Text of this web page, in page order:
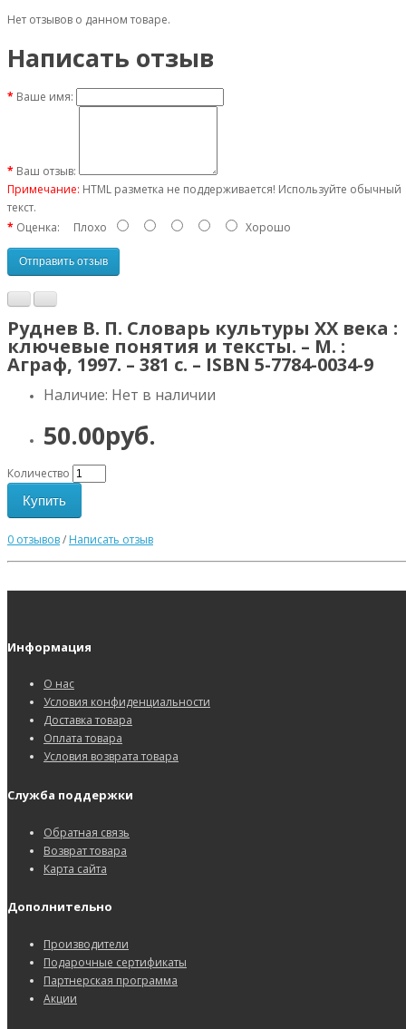
Нет отзывов о данном товаре.
Написать отзыв
Ваше имя:
Ваш отзыв:
Примечание: HTML разметка не поддерживается! Используйте обычный
текст.
Оценка: Плохо Хорошо
Отправить отзыв
Руднев В. П. Словарь культуры XX века :
ключевые понятия и тексты. – М. :
Аграф, 1997. – 381 с. – ISBN 5-7784-0034-9
Наличие: Нет в наличии
50.00руб.
Количество
Купить
0 отзывов/ Написать отзыв
Информация
О нас
Условия конфиденциальности
Доставка товара
Оплата товара
Условия возврата товара
Служба поддержки
Обратная связь
Возврат товара
Карта сайта
Дополнительно
Производители
Подарочные сертификаты
Партнерская программа
Акции